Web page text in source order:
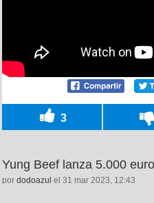
3
Yung Beef lanza 5.000
por dodoazul el 31 mar 2023, 12:43